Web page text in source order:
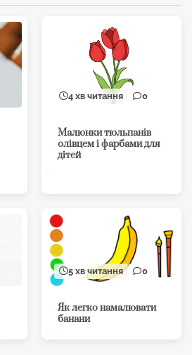
4 хв читання 0
Малюнки тюльпанів
олівцем і фарбами для
дітей
5 хв читання 0
Як легко намалювати
банани